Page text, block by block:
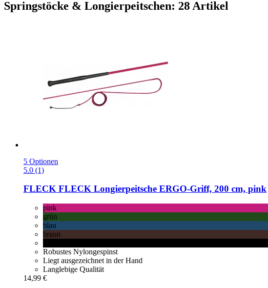
Springstöcke & Longierpeitschen: 28 Artikel
5 Optionen
5.0 (1)
FLECK FLECK Longierpeitsche ERGO-​Griff, 200 cm, pink
pink
grün
blau
braun
Robustes Nylongespinst
Liegt ausgezeichnet in der Hand
Langlebige Qualität
14,99 €